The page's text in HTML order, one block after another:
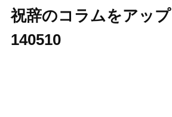
祝辞のコラムをアップ
140510